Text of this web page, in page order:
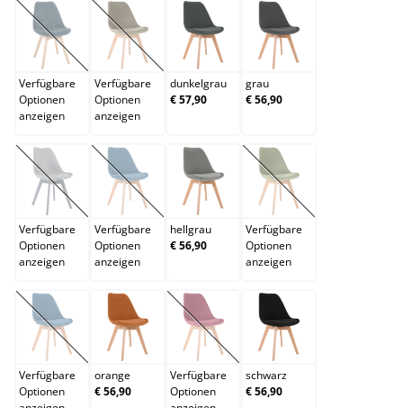
dunkelblau
(Diese Option ist zurzeit nicht verfügbar.)
Verfügbare
Optionen
anzeigen
dunkelbraun
(Diese Option ist zurzeit nicht verfügbar.)
Verfügbare
Optionen
anzeigen
dunkelgrau
dunkelgrau
€ 57,90
grau
grau
€ 56,90
grau/grau
(Diese Option ist zurzeit nicht verfügbar.)
Verfügbare
Optionen
anzeigen
grün
(Diese Option ist zurzeit nicht verfügbar.)
Verfügbare
Optionen
anzeigen
hellgrau
hellgrau
€ 56,90
hellgrün
(Diese Option ist
Verfügbare
Optionen
anzeigen
lila
(Diese Option ist zurzeit nicht verfügbar.)
Verfügbare
Optionen
orange
orange
€ 56,90
rot
(Diese Option ist zurzeit nicht
Verfügbare
Optionen
schwarz
schwarz
€ 56,90